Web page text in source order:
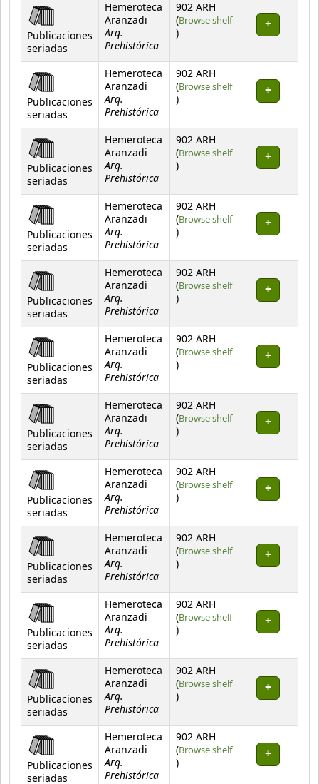
Publicaciones
seriadas
Hemeroteca
Aranzadi
Arq.
Prehistórica
902 ARH
(Browse shelf
(Opens below)
)
Publicaciones
seriadas
Hemeroteca
Aranzadi
Arq.
Prehistórica
902 ARH
(Browse shelf
(Opens below)
)
Publicaciones
seriadas
Hemeroteca
Aranzadi
Arq.
Prehistórica
902 ARH
(Browse shelf
(Opens below)
)
Publicaciones
seriadas
Hemeroteca
Aranzadi
Arq.
Prehistórica
902 ARH
(Browse shelf
(Opens below)
)
Publicaciones
seriadas
Hemeroteca
Aranzadi
Arq.
Prehistórica
902 ARH
(Browse shelf
(Opens below)
)
Publicaciones
seriadas
Hemeroteca
Aranzadi
Arq.
Prehistórica
902 ARH
(Browse shelf
(Opens below)
)
Publicaciones
seriadas
Hemeroteca
Aranzadi
Arq.
Prehistórica
902 ARH
(Browse shelf
(Opens below)
)
Publicaciones
seriadas
Hemeroteca
Aranzadi
Arq.
Prehistórica
902 ARH
(Browse shelf
(Opens below)
)
Publicaciones
seriadas
Hemeroteca
Aranzadi
Arq.
Prehistórica
902 ARH
(Browse shelf
(Opens below)
)
Publicaciones
seriadas
Hemeroteca
Aranzadi
Arq.
Prehistórica
902 ARH
(Browse shelf
(Opens below)
)
Publicaciones
seriadas
Hemeroteca
Aranzadi
Arq.
Prehistórica
902 ARH
(Browse shelf
(Opens below)
)
Publicaciones
seriadas
Hemeroteca
Aranzadi
Arq.
Prehistórica
902 ARH
(Browse shelf
(Opens below)
)